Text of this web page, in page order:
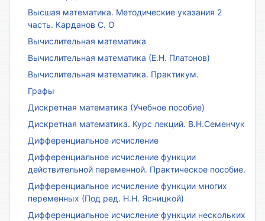
Высшая математика. Методические указания 2
часть. Карданов С. О
Вычислительная математика
Вычислительная математика (Е.Н. Платонов)
Вычислительная математика. Практикум.
Графы
Дискретная математика (Учебное пособие)
Дискретная математика. Курс лекций. В.Н.Семенчук
Дифференциальное исчисление
Дифференциальное исчисление функции
действительной переменной. Практическое пособие.
Дифференциальное исчисление функции многих
переменных (Под ред. Н.Н. Ясницкой)
Дифференциальное исчисление функции нескольких